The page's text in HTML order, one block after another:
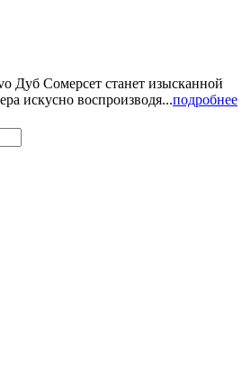
Дуб Сомерсет станет изысканной
искусно воспроизводя...подробнее